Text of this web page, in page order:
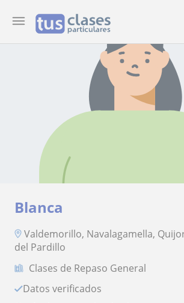
Blanca
Valdemorillo, Navalagamella,
del Pardillo
Clases de Repaso General
Datos verificados